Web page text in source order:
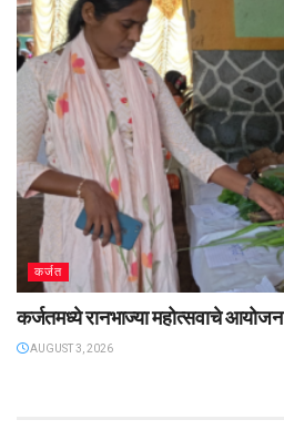
कर्जत
कर्जतमध्ये रानभाज्या महोत्सवाचे आयोजन
AUGUST 3, 2026